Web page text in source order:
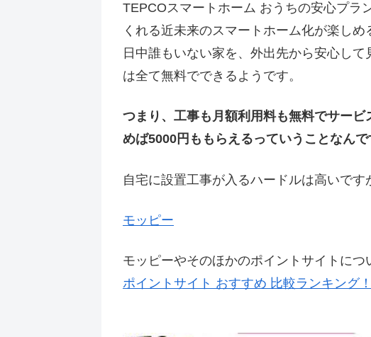
TEPCOスマートホーム おうちの安心プラ
くれる近未来のスマートホーム化が楽しめ
日中誰もいない家を、外出先から安心し
は全て無料でできるようです。
つまり、工事も月額利用料も無料でサー
めば5000円ももらえるっていうことなんで
自宅に設置工事が入るハードルは高いで
モッピー
モッピーやそのほかのポイントサイトにつ
ポイントサイト おすすめ 比較ランキング